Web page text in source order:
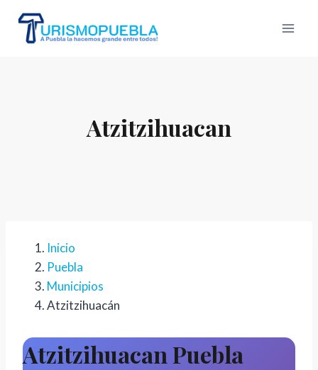
content
Atzitzihuacan
Inicio
Puebla
Municipios
Atzitzihuacán
Atzitzihuacan Puebla